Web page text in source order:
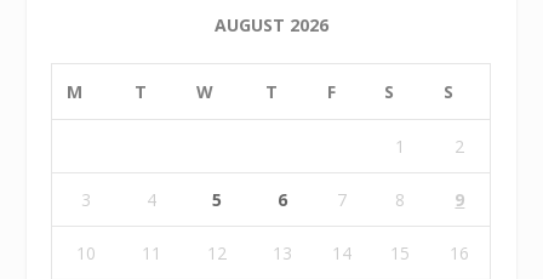
AUGUST 2026
M T W T F S S
1 2
3 4 5 6 7 8 9
10 11 12 13 14 15 16